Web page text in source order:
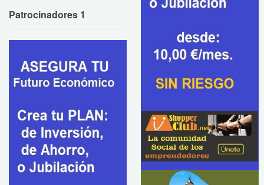
Patrocinadores 1